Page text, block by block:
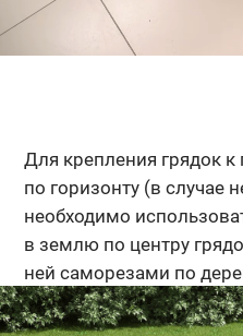
Для крепления грядок к
по горизонту (в случае
необходимо
в землю по центру
ней саморезами по